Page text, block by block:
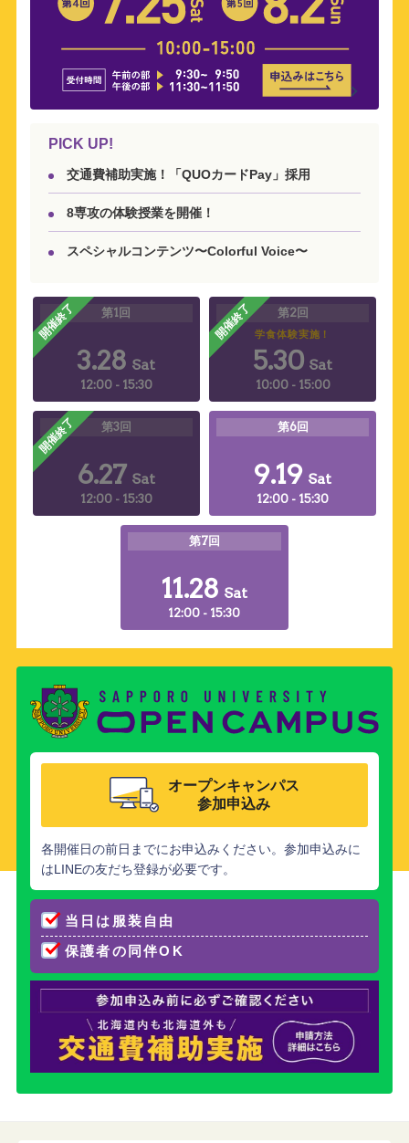
PICK UP!
交通費補助実施！「QUOカードPay」採用
8専攻の体験授業を開催！
スペシャルコンテンツ〜Colorful Voice〜
第1回
3.28 Sat
12:00 - 15:30
第2回
学食体験実施！
5.30 Sat
10:00 - 15:00
第3回
6.27 Sat
12:00 - 15:30
第6回
9.19 Sat
12:00 - 15:30
第7回
11.28 Sat
12:00 - 15:30
オープンキャンパス
参加申込み
各開催日の前日までにお申込みください。参加申込みに
はLINEの友だち登録が必要です。
当日は服装自由
保護者の同伴OK